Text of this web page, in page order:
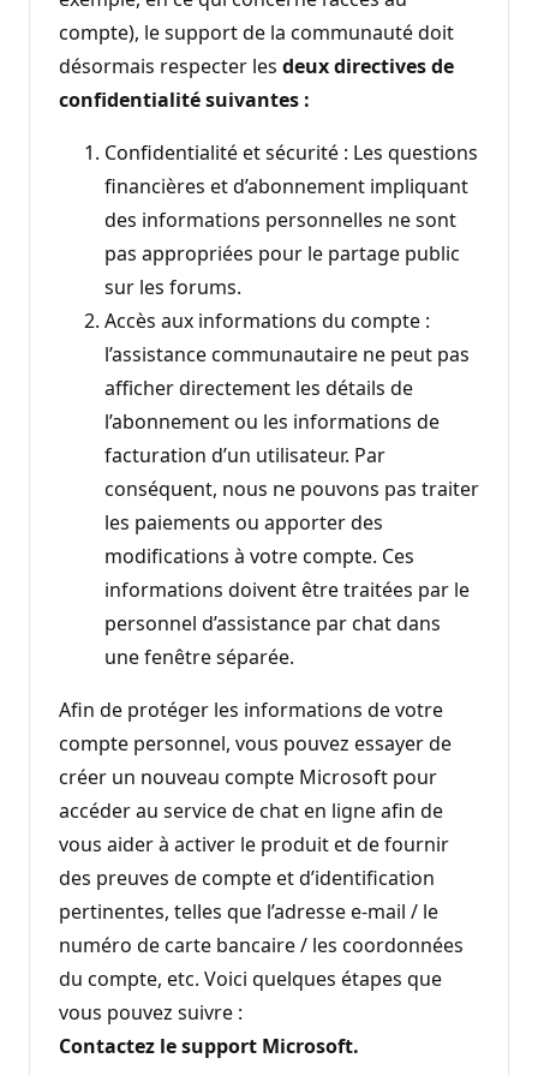
compte), le support de la communauté doit
désormais respecter les deux directives de
confidentialité suivantes :
Confidentialité et sécurité : Les questions
financières et d’abonnement impliquant
des informations personnelles ne sont
pas appropriées pour le partage public
sur les forums.
Accès aux informations du compte :
l’assistance communautaire ne peut pas
afficher directement les détails de
l’abonnement ou les informations de
facturation d’un utilisateur. Par
conséquent, nous ne pouvons pas traiter
les paiements ou apporter des
modifications à votre compte. Ces
informations doivent être traitées par le
personnel d’assistance par chat dans
une fenêtre séparée.
Afin de protéger les informations de votre
compte personnel, vous pouvez essayer de
créer un nouveau compte Microsoft pour
accéder au service de chat en ligne afin de
vous aider à activer le produit et de fournir
des preuves de compte et d’identification
pertinentes, telles que l’adresse e-mail / le
numéro de carte bancaire / les coordonnées
du compte, etc. Voici quelques étapes que
vous pouvez suivre :
Contactez le support Microsoft.